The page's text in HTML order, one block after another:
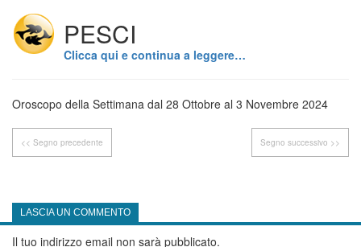
PESCI
Clicca qui e continua a leggere…
Oroscopo della Settimana dal 28 Ottobre al 3 Novembre 2024
<< Segno precedente Segno successivo >>
LASCIA UN COMMENTO
Il tuo indirizzo email non sarà pubblicato.